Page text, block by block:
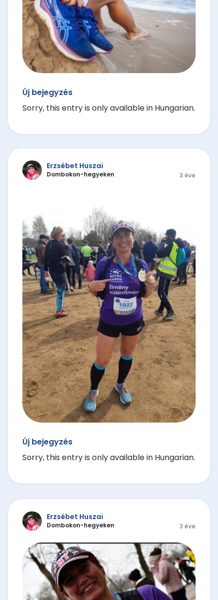
Új bejegyzés
Sorry, this entry is only available in Hungarian.
Erzsébet Huszai
Dombokon-hegyeken 3 éve
Új bejegyzés
Sorry, this entry is only available in Hungarian.
Erzsébet Huszai
Dombokon-hegyeken 3 éve